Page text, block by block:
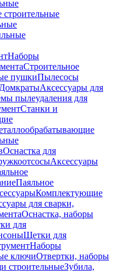
Наборы
Строительное
пушкиПылесосы
ДомкратыАксессуары для
пылеудаления для
Станки и
Оснастка для
Аксессуары
Паяльное
Комплектующие
для сварки,
Оснастка, наборы
для
Щетки для
Наборы
ключиОтвертки, наборы
строительныеЗубила,